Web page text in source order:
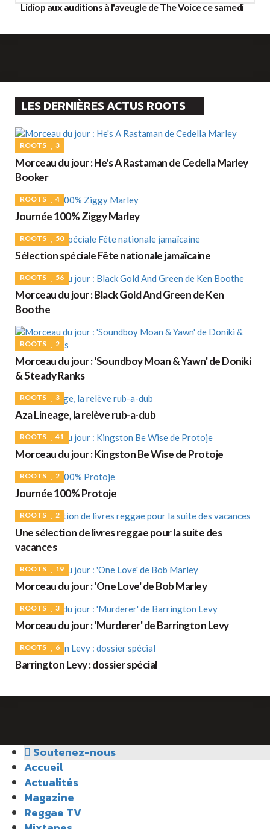
Lidiop aux auditions à l'aveugle de The Voice ce samedi
LES DERNIÈRES ACTUS ROOTS
ROOTS 3
Morceau du jour : He's A Rastaman de Cedella Marley
Booker
ROOTS 4
Journée 100% Ziggy Marley
ROOTS 50
Sélection spéciale Fête nationale jamaïcaine
ROOTS 56
Morceau du jour : Black Gold And Green de Ken
Boothe
ROOTS 2
Morceau du jour : 'Soundboy Moan & Yawn' de Doniki
& Steady Ranks
ROOTS 3
Aza Lineage, la relève rub-a-dub
ROOTS 41
Morceau du jour : Kingston Be Wise de Protoje
ROOTS 2
Journée 100% Protoje
ROOTS 2
Une sélection de livres reggae pour la suite des
vacances
ROOTS 19
Morceau du jour : 'One Love' de Bob Marley
ROOTS 3
Morceau du jour : 'Murderer' de Barrington Levy
ROOTS 6
Barrington Levy : dossier spécial
Soutenez-nous
Accueil
Actualités
Magazine
Reggae TV